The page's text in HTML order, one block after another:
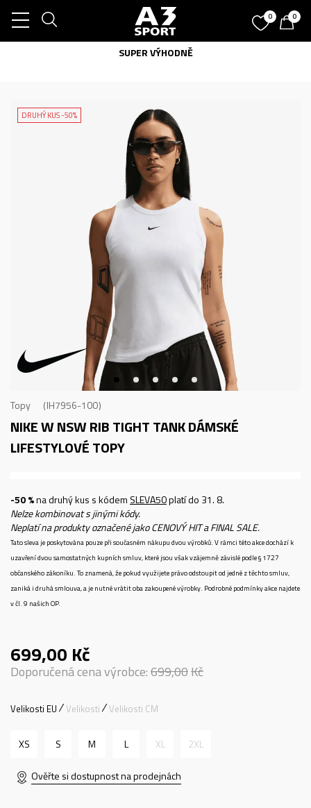
0 0
SUPER VÝHODNĚ
DRUHÝ KUS -50%
Topy IH7956-100
NIKE W NSW RIB TIGHT TANKDÁMSKÉ
LIFESTYLOVÉ TOPY
-50 %na druhý kus s kódem SLEVA50platí do 31. 8.
Nelze kombinovat s jinými kódy.
Neplatí na produkty označené jako CENOVÝ HIT a FINAL SALE.
Tato sleva je poskytována pouze při současném nákupu dvou výrobků. V rámci této akce dochází k
uzavření dvou samostatných kupních smluv, které jsou však vzájemně závislé podle § 1727
občanského zákoníku. To znamená, že pokud využijete právo odstoupit od jedné z těchto smluv,
zaniká i druhá smlouva, a je nutné vrátit oba zakoupené výrobky. Podrobné podmínky akce najdete
v čl. 9 našich OP.
699,00 Kč
Doporučená cena výrobce:699,00Kč
Velikosti EU Velikosti Velikosti CM
XS S M L XL 2XL
Ověřte si dostupnost na prodejnách